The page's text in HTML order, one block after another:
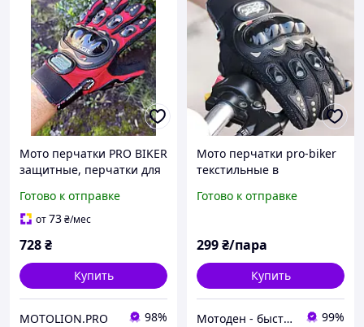
Мото перчатки PRO BIKER
защитные, перчатки для
с защитой
Готово к отправке
от73₴/мес
728₴
Купить
MOTOLION.PRO 98%
Мото перчатки pro-biker
текстильные в
цветов. Размер XXL
Готово к отправке
299₴/пара
Купить
Мотоден - быстро и надёжно 99%